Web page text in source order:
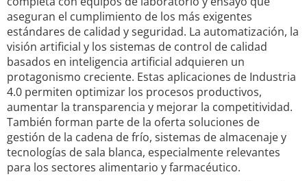
aseguran el cumplimiento de los más exigentes
estándares de calidad y seguridad. La automatización, la
visión artificial y los sistemas de control de calidad
basados en inteligencia artificial adquieren un
protagonismo creciente. Estas aplicaciones de Industria
4.0 permiten optimizar los procesos productivos,
aumentar la transparencia y mejorar la competitividad.
También forman parte de la oferta soluciones de
gestión de la cadena de frío, sistemas de almacenaje y
tecnologías de sala blanca, especialmente relevantes
para los sectores alimentario y farmacéutico.